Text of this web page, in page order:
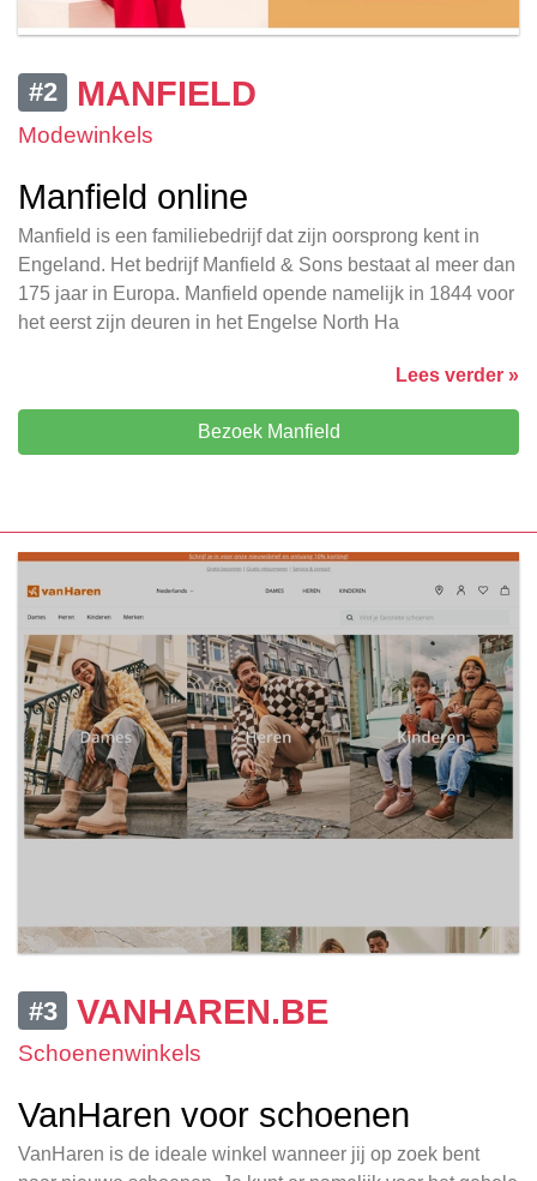
#2 MANFIELD
Modewinkels
Manfield online
Manfield is een familiebedrijf dat zijn oorsprong kent in
Engeland. Het bedrijf Manfield & Sons bestaat al meer dan
175 jaar in Europa. Manfield opende namelijk in 1844 voor
het eerst zijn deuren in het Engelse North Ha
Lees verder »
Bezoek Manfield
#3 VANHAREN.BE
Schoenenwinkels
VanHaren voor schoenen
VanHaren is de ideale winkel wanneer jij op zoek bent